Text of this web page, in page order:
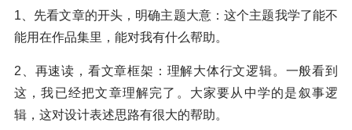
1、先看文章的开头，明确主题大意：这个主题我学了能不
能用在作品集里，能对我有什么帮助。
2、再速读，看文章框架：理解大体行文逻辑。一般看到
这，我已经把文章理解完了。大家要从中学的是叙事逻
辑，这对设计表述思路有很大的帮助。